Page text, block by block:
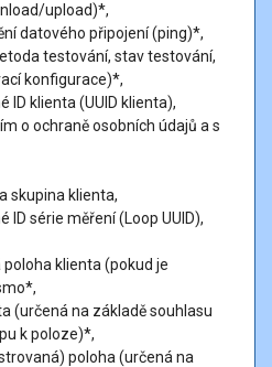
NetTest použít pro certifikované
k internetu do inzerovaných
limitním hodnotám 500 Mbit/s
měření nepoužívejte
se ujistěte, že po celou dobu
k internetu využívat jiní
v rámci chytrých koncových
mobilních telefonů, tabletů, TV
servery nebo jiné služby, které
odpojte se od nich.
měření
upload)*,
datového připojení (ping)*,
testování, stav testování,
konfigurace)*,
ID klienta (UUID klienta),
o ochraně osobních údajů a s
skupina klienta,
ID série měření (Loop UUID),
klienta (pokud je
(určená na základě souhlasu
k poloze)*,
poloha (určená na